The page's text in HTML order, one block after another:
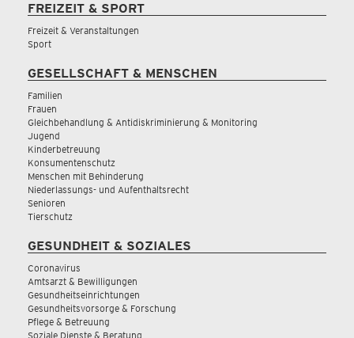
FREIZEIT & SPORT
Freizeit & Veranstaltungen
Sport
GESELLSCHAFT & MENSCHEN
Familien
Frauen
Gleichbehandlung & Antidiskriminierung & Monitoring
Jugend
Kinderbetreuung
Konsumentenschutz
Menschen mit Behinderung
Niederlassungs- und Aufenthaltsrecht
Senioren
Tierschutz
GESUNDHEIT & SOZIALES
Coronavirus
Amtsarzt & Bewilligungen
Gesundheitseinrichtungen
Gesundheitsvorsorge & Forschung
Pflege & Betreuung
Soziale Dienste & Beratung